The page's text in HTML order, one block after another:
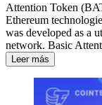
Attention Token
Ethereum
was developed as a
network. Basic
Leer más